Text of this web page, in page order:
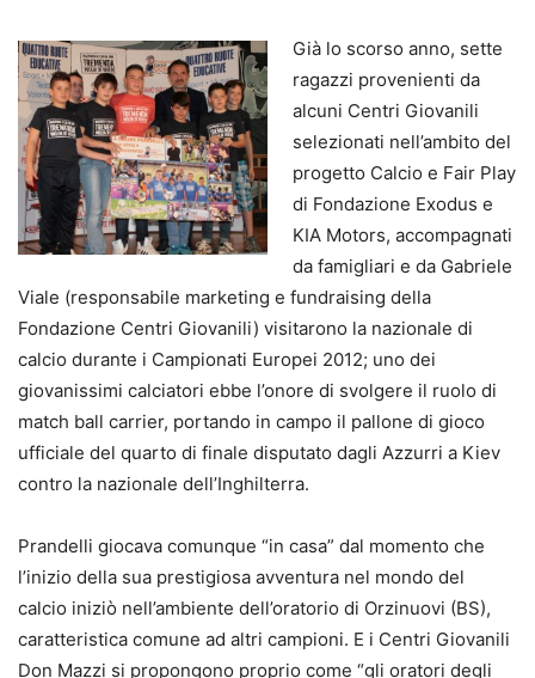
Già lo scorso anno, sette
ragazzi provenienti da
alcuni Centri Giovanili
selezionati nell’ambito del
progetto Calcio e Fair Play
di Fondazione Exodus e
KIA Motors, accompagnati
da famigliari e da Gabriele
Viale (responsabile marketing e fundraising della
Fondazione Centri Giovanili) visitarono la nazionale di
calcio durante i Campionati Europei 2012; uno dei
giovanissimi calciatori ebbe l’onore di svolgere il ruolo di
match ball carrier, portando in campo il pallone di gioco
ufficiale del quarto di finale disputato dagli Azzurri a Kiev
contro la nazionale dell’Inghilterra.
Prandelli giocava comunque “in casa” dal momento che
l’inizio della sua prestigiosa avventura nel mondo del
calcio iniziò nell’ambiente dell’oratorio di Orzinuovi (BS),
caratteristica comune ad altri campioni. E i Centri Giovanili
Don Mazzi si propongono proprio come “gli oratori degli